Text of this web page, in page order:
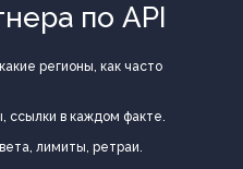
по API
регионы, как часто
ссылки в каждом факте.
лимиты, ретраи.